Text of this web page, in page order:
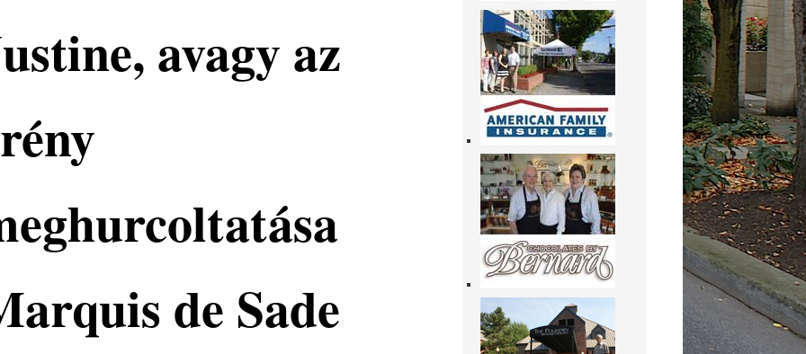
avagy az
de Sade